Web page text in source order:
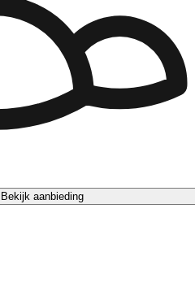
Bekijk aanbieding